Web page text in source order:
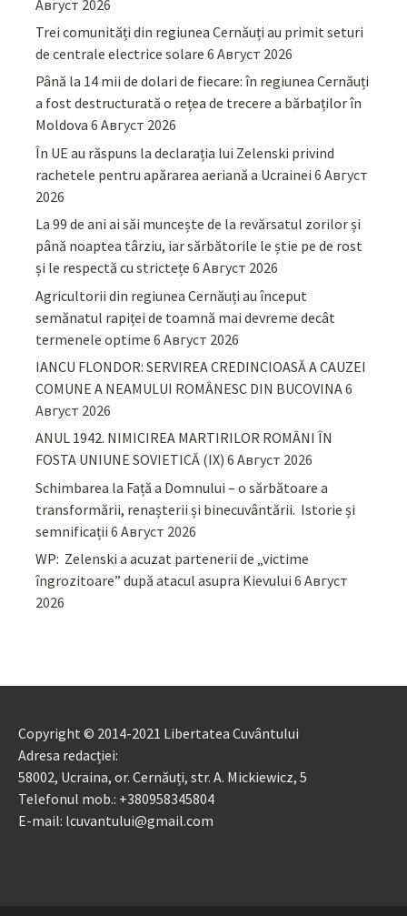
Август 2026
Trei comunități din regiunea Cernăuți au primit seturi
de centrale electrice solare 6 Август 2026
Până la 14 mii de dolari de fiecare: în regiunea Cernăuți
a fost destructurată o rețea de trecere a bărbaților în
Moldova 6 Август 2026
În UE au răspuns la declarația lui Zelenski privind
rachetele pentru apărarea aeriană a Ucrainei 6 Август
2026
La 99 de ani ai săi muncește de la revărsatul zorilor și
până noaptea târziu, iar sărbătorile le știe pe de rost
și le respectă cu strictețe 6 Август 2026
Agricultorii din regiunea Cernăuți au început
semănatul rapiței de toamnă mai devreme decât
termenele optime 6 Август 2026
IANCU FLONDOR: SERVIREA CREDINCIOASĂ A CAUZEI
COMUNE A NEAMULUI ROMÂNESC DIN BUCOVINA6
Август 2026
ANUL 1942. NIMICIREA MARTIRILOR ROMÂNI ÎN
FOSTA UNIUNE SOVIETICĂ (IX) 6 Август 2026
Schimbarea la Față a Domnului – o sărbătoare a
transformării, renașterii și binecuvântării. Istorie și
semnificații 6 Август 2026
WP: Zelenski a acuzat partenerii de „victime
îngrozitoare” după atacul asupra Kievului 6 Август
2026
Copyright © 2014-2021 Libertatea Cuvântului
Adresa redacției:
58002, Ucraina, or. Cernăuți, str. A. Mickiewicz, 5
Telefonul mob.: +380958345804
E-mail: lcuvantului@gmail.com